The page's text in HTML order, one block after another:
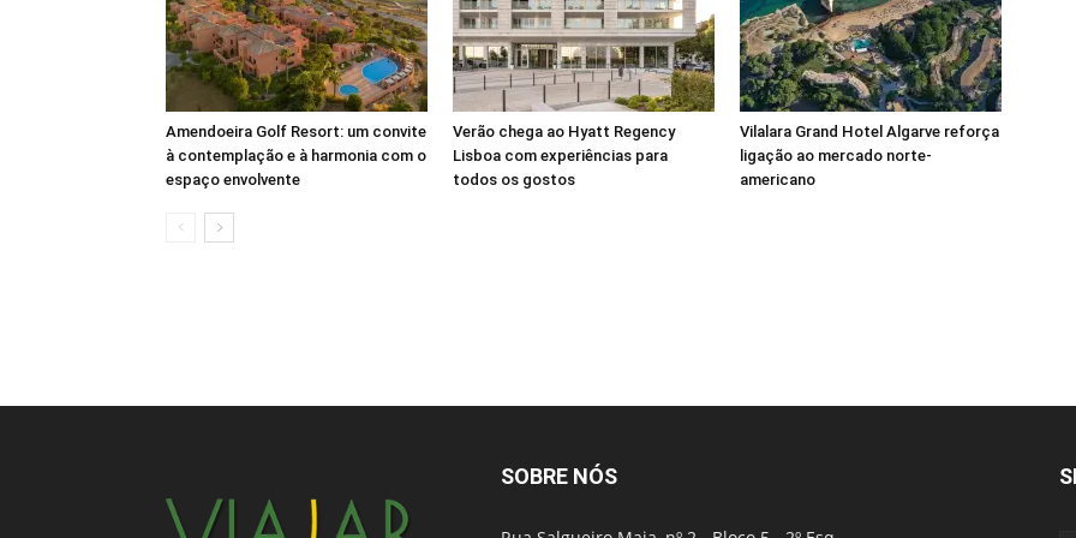
Amendoeira Golf Resort: um convite
à contemplação e à harmonia com o
espaço envolvente
Verão chega ao Hyatt Regency
Lisboa com experiências para
todos os gostos
Vilalara Grand Hotel Algarve reforça
ligação ao mercado norte-
americano
SOBRE NÓS